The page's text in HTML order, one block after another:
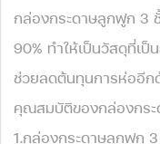
กล่องกระดาษลูกฟูก 3
90% ทำให้เป็นวัสดุที่เ
ช่วยลดต้นทุนการห่ออีก
คุณสมบัติของกล่องกร
1.กล่องกระดาษลูกฟูก